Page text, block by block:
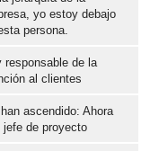
yo estoy debajo
persona.
responsable de la
al clientes
ascendido: Ahora
jefe de proyecto